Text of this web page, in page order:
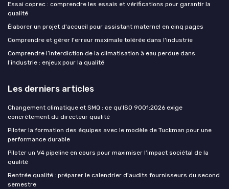
Essai coprec : comprendre les essais et vérifications pour garantir la
qualité
Élaborer un projet d'accueil pour assistant maternel en cinq pages
Comprendre et gérer l'erreur maximale tolérée dans l'industrie
Comprendre l’interdiction de la climatisation à eau perdue dans
l’industrie : enjeux pour la qualité
Les derniers articles
Changement climatique et SMQ : ce qu'ISO 9001:2026 exige
concrètement du directeur qualité
Piloter la formation des équipes avec le modèle de Tuckman pour une
performance durable
Piloter un V4 pipeline en cours pour maximiser l’impact sociétal de la
qualité
Rentrée qualité : préparer le calendrier d'audits fournisseurs du second
semestre